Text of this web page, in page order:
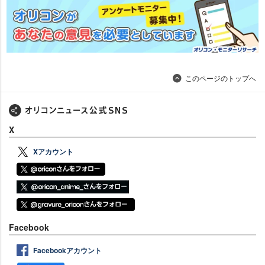
このページのトップへ
X
Xアカウント
Facebook
Facebookアカウント